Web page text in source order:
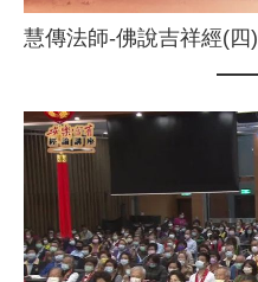
慧傳法師-佛說吉祥經(四)